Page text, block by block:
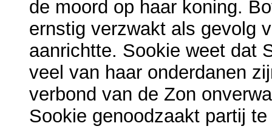
de moord op haar koning.
ernstig verzwakt als gevolg
aanrichtte. Sookie weet dat
veel van haar onderdanen
verbond van de Zon
Sookie genoodzaakt partij